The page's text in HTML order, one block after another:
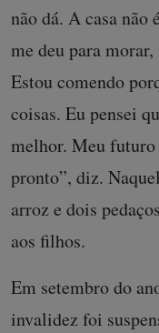
não dá. A casa não
me deu para
Estou comendo
coisas. Eu pensei
melhor. Meu futuro
pronto”, diz.
arroz e dois
aos filhos.
Em setembro do
invalidez foi